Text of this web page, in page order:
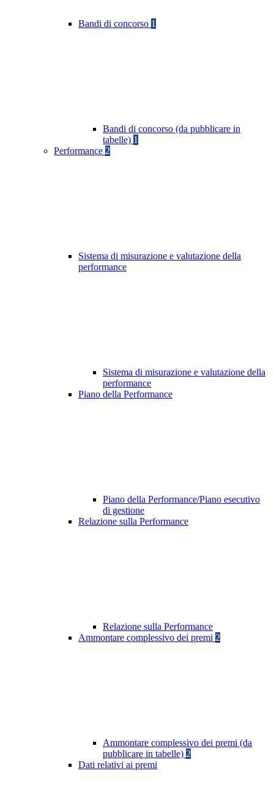
Bandi di concorso 1
Bandi di concorso (da pubblicare in
tabelle) 1
Performance 2
Sistema di misurazione e valutazione della
performance
Sistema di misurazione e valutazione della
performance
Piano della Performance
Piano della Performance/Piano esecutivo
di gestione
Relazione sulla Performance
Relazione sulla Performance
Ammontare complessivo dei premi 2
Ammontare complessivo dei premi (da
pubblicare in tabelle) 2
Dati relativi ai premi